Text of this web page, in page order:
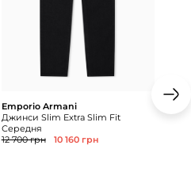
Emporio Armani
Джинси Slim Extra Slim Fit
Середня
12 700 грн
10 160 грн